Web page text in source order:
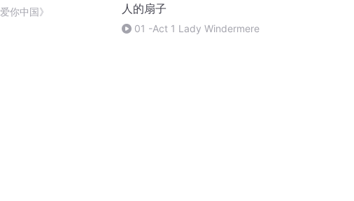
爱你中国》
人的扇子
01 -Act 1 Lady Windermere